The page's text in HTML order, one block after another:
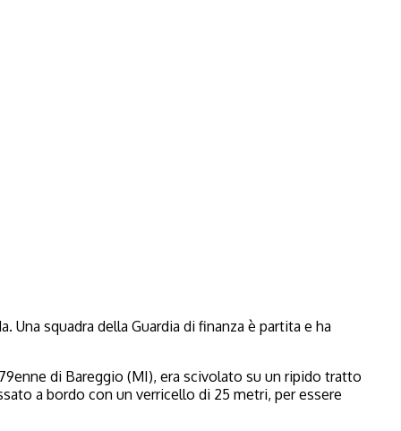
squadra della Guardia di finanza è partita e ha
di Bareggio (MI), era scivolato su un ripido tratto
a bordo con un verricello di 25 metri, per essere